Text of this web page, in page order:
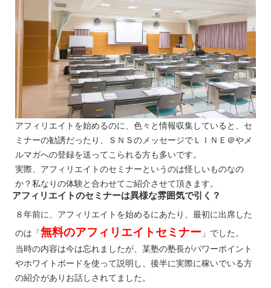
アフィリエイトを始めるのに、色々と情報収集していると、セ
ミナーの勧誘だったり、ＳＮＳのメッセージでＬＩＮＥ＠やメ
ルマガへの登録を送ってこられる方も多いです。
実際、アフィリエイトのセミナーというのは怪しいものなの
か？私なりの体験と合わせてご紹介させて頂きます。
アフィリエイトのセミナーは異様な雰囲気で引く？
８年前に、アフィリエイトを始めるにあたり、最初に出席した
のは「無料のアフィリエイトセミナー 」でした。
当時の内容は今は忘れましたが、某塾の塾長がパワーポイント
やホワイトボードを使って説明し、後半に実際に稼いでいる方
の紹介がありお話しされてました。